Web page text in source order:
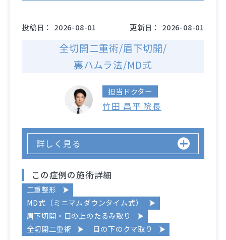
投稿日： 2026-08-01 更新日： 2026-08-01
全切開二重術/眉下切開/
裏ハムラ法/MD式
担当ドクター
竹田 昌平 院長
詳しく見る
この症例の施術詳細
二重整形
MD式（ミニマムダウンタイム式）
眉下切開・目の上のたるみ取り
全切開二重術
目の下のクマ取り